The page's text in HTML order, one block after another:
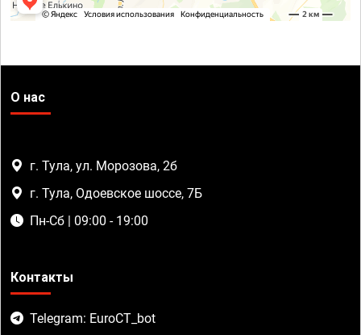
О нас
г. Тула, ул. Морозова, 2б
г. Тула, Одоевское шоссе, 7Б
Пн-Сб | 09:00 - 19:00
Контакты
Telegram: EuroCT_bot